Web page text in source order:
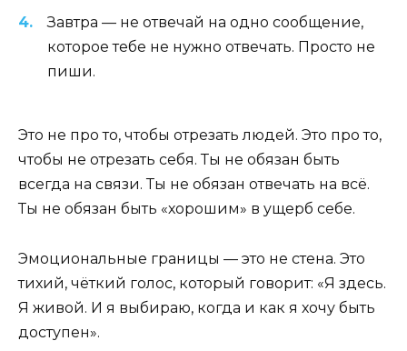
Завтра — не отвечай на одно сообщение,
которое тебе не нужно отвечать. Просто не
пиши.
Это не про то, чтобы отрезать людей. Это про то,
чтобы не отрезать себя. Ты не обязан быть
всегда на связи. Ты не обязан отвечать на всё.
Ты не обязан быть «хорошим» в ущерб себе.
Эмоциональные границы — это не стена. Это
тихий, чёткий голос, который говорит: «Я здесь.
Я живой. И я выбираю, когда и как я хочу быть
доступен».